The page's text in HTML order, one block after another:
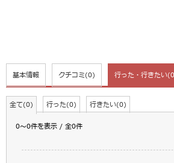
基本情報 クチコミ(0) 行った・行きたい
全て(0) 行った(0) 行きたい(0)
0～0件を表示 / 全0件